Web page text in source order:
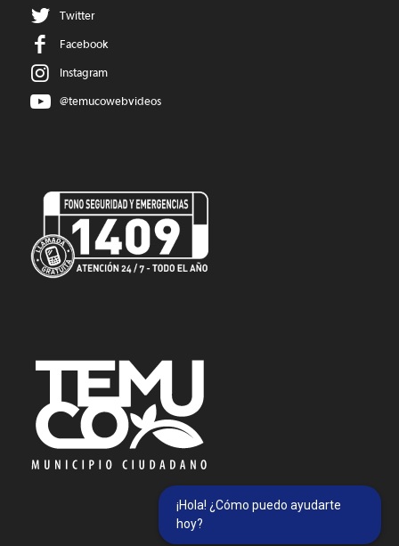
Twitter
Facebook
Instagram
@temucowebvideos
¡Hola! ¿Cómo puedo ayudarte
hoy?